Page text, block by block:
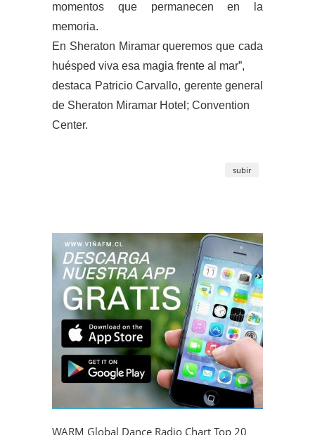
momentos que permanecen en la
memoria.
En Sheraton Miramar queremos que cada
huésped viva esa magia frente al mar”,
destaca Patricio Carvallo, gerente general
de Sheraton Miramar Hotel; Convention
Center.
subir
WARM Global Dance Radio Chart Top 20